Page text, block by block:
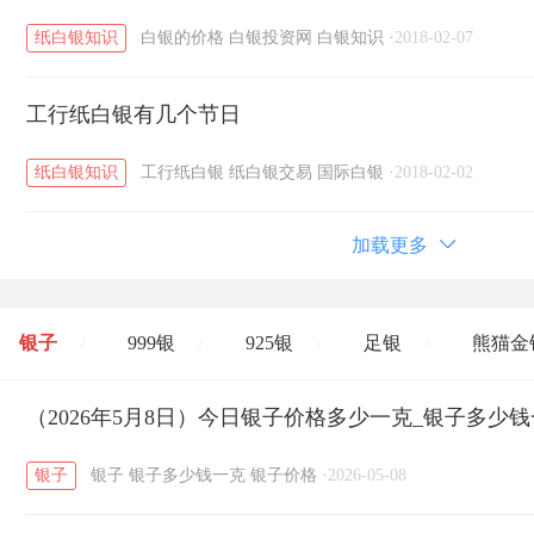
纸白银知识 白银的价格 白银投资网 白银知识 · 2018-02-07
工行纸白银有几个节日
纸白银知识 工行纸白银 纸白银交易 国际白银 · 2018-02-02
加载更多
银子 999银 925银 足银 熊猫金
开国纪念币 大清银币 / 长城币 / 老
菜百 周生生 周大生
（2026年5月8日）今日银子价格多少一克_银子多少
银子 银子 银子多少钱一克 银子价格 · 2026-05-08